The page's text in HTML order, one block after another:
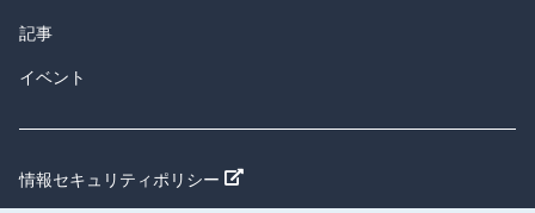
記事
イベント
情報セキュリティポリシー 新しいウィンドウで開く